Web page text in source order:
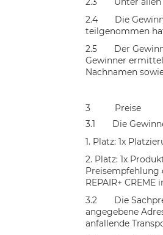
2.4
Die
teilgenommen
2.5
Der
Gewinner
Nachnamen
3
Preise
3.1
Die
1. Platz: 1x
2. Platz: 1x
Preisempfehlung
REPAIR+
3.2
Die
angegebene
anfallende